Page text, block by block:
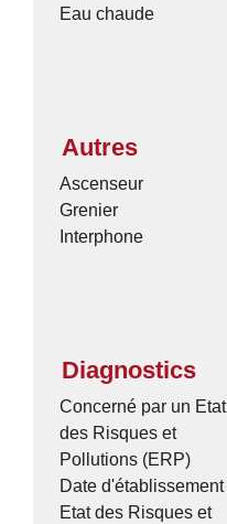
Eau chaude
Autres
Ascenseur
Grenier
Interphone
Diagnostics
Concerné par un Etat
des Risques et
Pollutions (ERP)
Date d'établissement
Etat des Risques et